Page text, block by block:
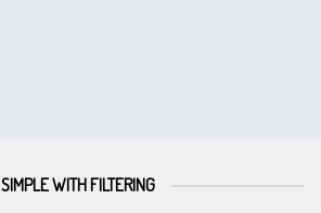
SIMPLE WITH FILTERING